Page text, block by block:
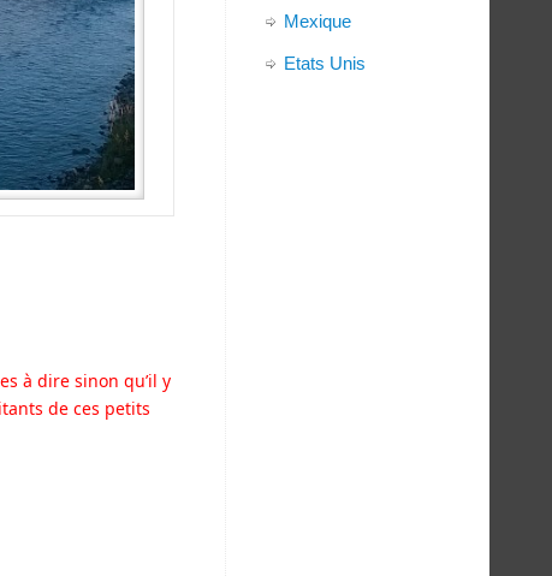
à dire sinon qu’il y
de ces petits
Mexique
Etats Unis